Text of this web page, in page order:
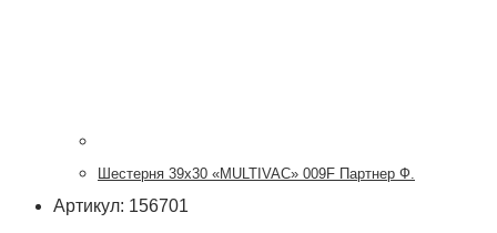
Шестерня 39х30 «MULTIVAC» 009F Партнер Ф.
Артикул: 156701